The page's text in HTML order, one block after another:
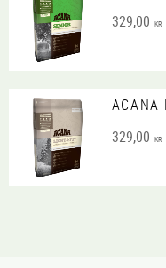
329,00 KR
ACANA
329,00 KR